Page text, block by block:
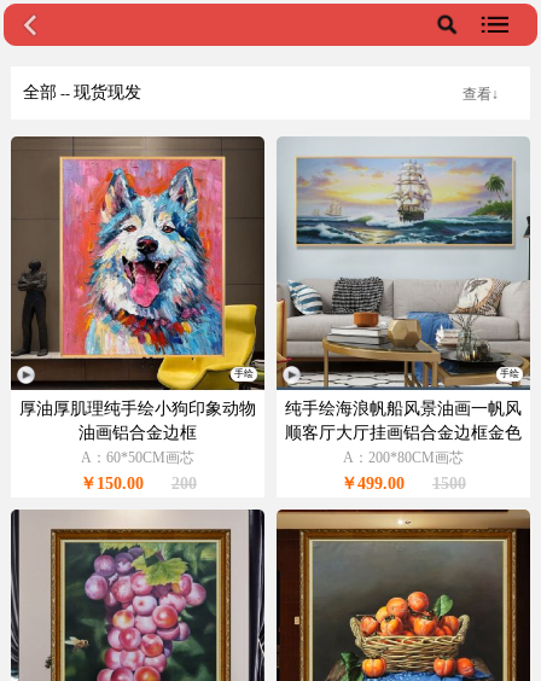
全部-- 现货现发 查看↓
手绘
厚油厚肌理纯手绘小狗印象动物
油画铝合金边框
A：60*50CM画芯
￥150.00 200
手绘
纯手绘海浪帆船风景油画一帆风
顺客厅大厅挂画铝合金边框金色
A：200*80CM画芯
￥499.00 1500